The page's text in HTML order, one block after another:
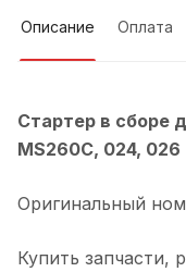
Описание Оплата
Стартер в сборе
MS260C, 024, 026
Оригинальный
Купить запчасти,